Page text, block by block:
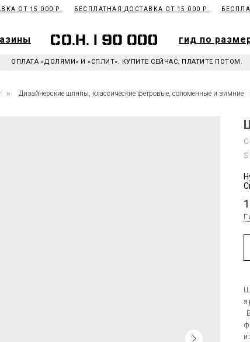
ОТ 15 000 Р. БЕСПЛАТНАЯ ДОСТАВКА ОТ 15 000 Р.
гид по
гид по
ОПЛАТА «ДОЛЯМИ» И «СПЛИТ». КУПИТЕ СЕЙЧАС. ПЛАТИТЕ ПОТОМ.
» Дизайнерские шляпы, классические фетровые, соломенные и зимние